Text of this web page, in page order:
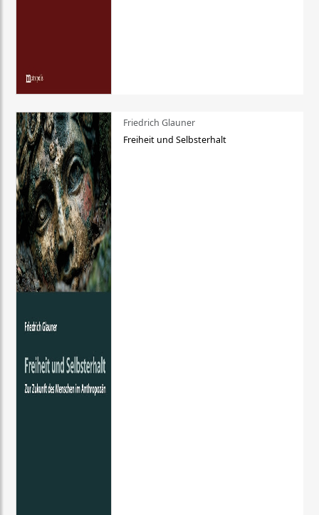
Friedrich Glauner
Freiheit und Selbsterhalt